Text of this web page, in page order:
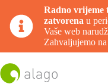
Radno vrijeme
zatvorena u
Vaše web
Zahvaljujemo
na
sadržaj